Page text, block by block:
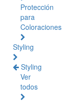
Protección
para
Coloraciones
Styling
Styling
Ver
todos